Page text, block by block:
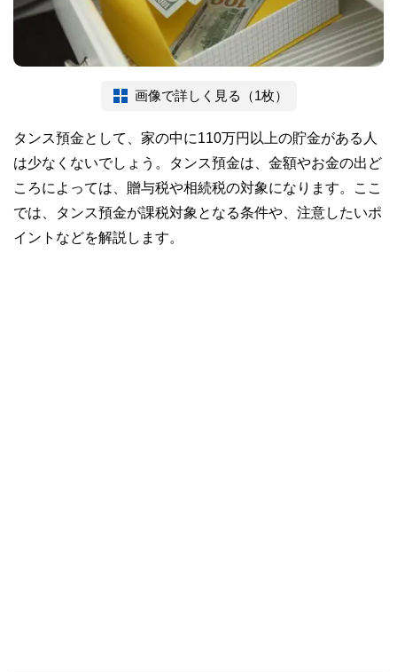
画像で詳しく見る（1枚）
タンス預金として、家の中に110万円以上の貯金がある人
は少なくないでしょう。タンス預金は、金額やお金の出ど
ころによっては、贈与税や相続税の対象になります。ここ
では、タンス預金が課税対象となる条件や、注意したいポ
イントなどを解説します。